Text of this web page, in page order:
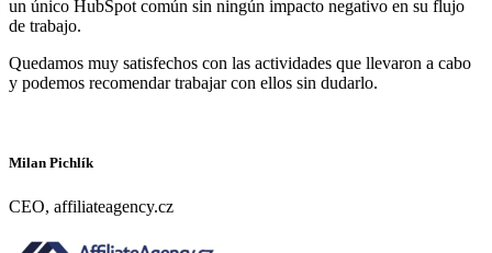
un único HubSpot común sin ningún impacto negativo en su flujo
de trabajo.
Quedamos muy satisfechos con las actividades que llevaron a cabo
y podemos recomendar trabajar con ellos sin dudarlo.
Milan Pichlík
CEO, affiliateagency.cz